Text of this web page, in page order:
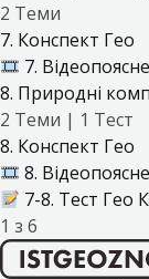
2 Теми
7. Конспект Гео
7.
8. Природні
2 Теми | 1 Тест
8. Конспект Гео
8.
7-8. Тест Гео
1 з 6